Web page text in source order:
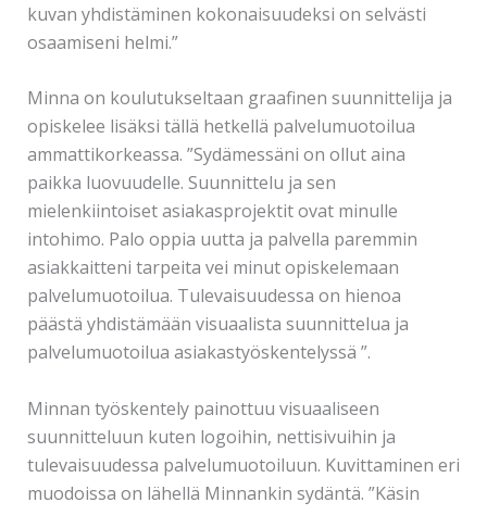
kuvan yhdistäminen kokonaisuudeksi on selvästi
osaamiseni helmi.”
Minna on koulutukseltaan graafinen suunnittelija ja
opiskelee lisäksi tällä hetkellä palvelumuotoilua
ammattikorkeassa. ”Sydämessäni on ollut aina
paikka luovuudelle. Suunnittelu ja sen
mielenkiintoiset asiakasprojektit ovat minulle
intohimo. Palo oppia uutta ja palvella paremmin
asiakkaitteni tarpeita vei minut opiskelemaan
palvelumuotoilua. Tulevaisuudessa on hienoa
päästä yhdistämään visuaalista suunnittelua ja
palvelumuotoilua asiakastyöskentelyssä ”.
Minnan työskentely painottuu visuaaliseen
suunnitteluun kuten logoihin, nettisivuihin ja
tulevaisuudessa palvelumuotoiluun. Kuvittaminen eri
muodoissa on lähellä Minnankin sydäntä. ”Käsin